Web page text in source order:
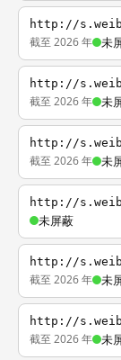
http://
截至 2026 年 未
http://
截至 2026 年 未
http://
截至 2026 年 未
http://
未屏蔽
http://
截至 2026 年 未
http://
截至 2026 年 未